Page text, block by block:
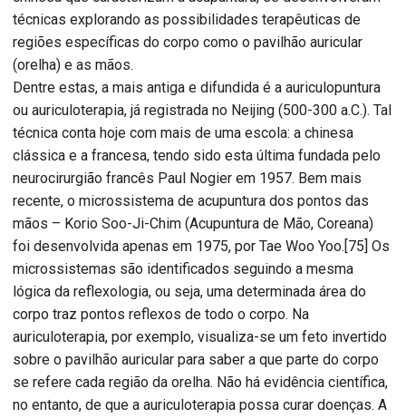
técnicas explorando as possibilidades terapêuticas de
regiões específicas do corpo como o pavilhão auricular
(orelha) e as mãos.
Dentre estas, a mais antiga e difundida é a auriculopuntura
ou auriculoterapia, já registrada no Neijing (500-300 a.C.). Tal
técnica conta hoje com mais de uma escola: a chinesa
clássica e a francesa, tendo sido esta última fundada pelo
neurocirurgião francês Paul Nogier em 1957. Bem mais
recente, o microssistema de acupuntura dos pontos das
mãos – Korio Soo-Ji-Chim (Acupuntura de Mão, Coreana)
foi desenvolvida apenas em 1975, por Tae Woo Yoo.[75] Os
microssistemas são identificados seguindo a mesma
lógica da reflexologia, ou seja, uma determinada área do
corpo traz pontos reflexos de todo o corpo. Na
auriculoterapia, por exemplo, visualiza-se um feto invertido
sobre o pavilhão auricular para saber a que parte do corpo
se refere cada região da orelha. Não há evidência científica,
no entanto, de que a auriculoterapia possa curar doenças. A